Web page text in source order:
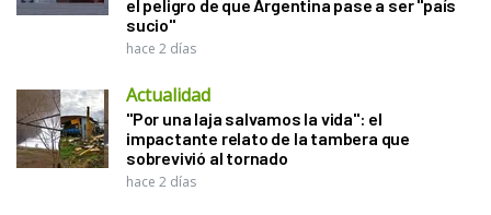
el peligro de que Argentina pase a ser "país
sucio"
hace 2 días
Actualidad
"Por una laja salvamos la vida": el
impactante relato de la tambera que
sobrevivió al tornado
hace 2 días